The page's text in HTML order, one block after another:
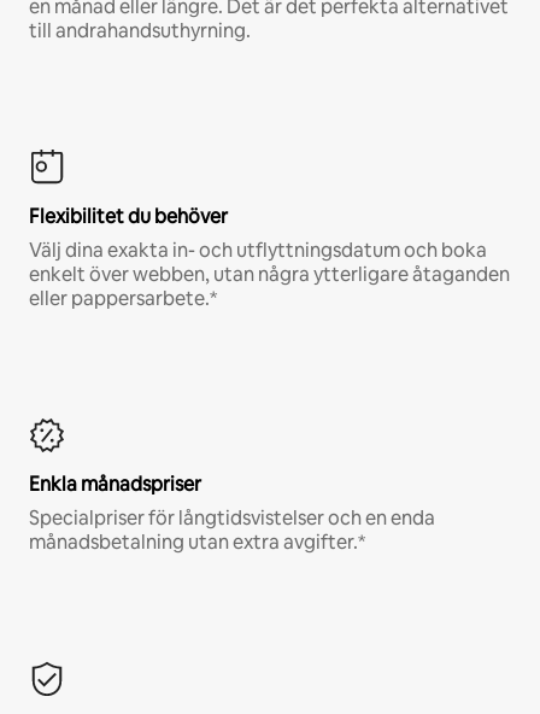
en månad eller längre. Det är det perfekta alternativet
till andrahandsuthyrning.
Flexibilitet du behöver
Välj dina exakta in- och utflyttningsdatum och boka
enkelt över webben, utan några ytterligare åtaganden
eller pappersarbete.*
Enkla månadspriser
Specialpriser för långtidsvistelser och en enda
månadsbetalning utan extra avgifter.*